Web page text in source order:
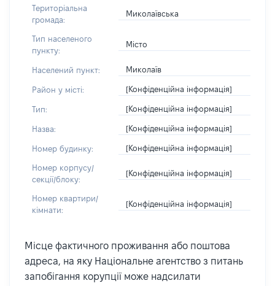
Територіальна
громада:
Миколаївська
Тип населеного
пункту:
Місто
Населений пункт: Миколаїв
Район у місті: [Конфіденційна інформація]
Тип: [Конфіденційна інформація]
Назва: [Конфіденційна інформація]
Номер будинку: [Конфіденційна інформація]
Номер корпусу/
секції/блоку:
[Конфіденційна інформація]
Номер квартири/
кімнати:
[Конфіденційна інформація]
Місце фактичного проживання або поштова
адреса, на яку Національне агентство з питань
запобігання корупції може надсилати